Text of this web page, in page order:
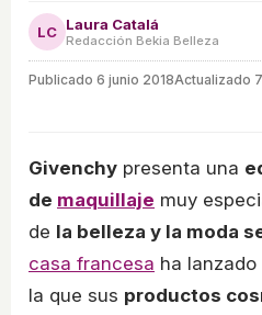
LC Laura Catalá
Redacción Bekia Belleza
Publicado 6 junio 2018Actualizado
Givenchy presenta una
de maquillaje muy
de la belleza y la moda
casa francesa ha
la que sus productos